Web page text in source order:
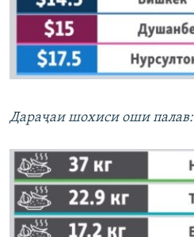
Дараҷаи шохиси оши палав: